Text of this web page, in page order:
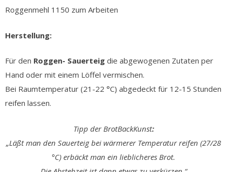
Roggenmehl 1150 zum Arbeiten
Herstellung:
Für den Roggen- Sauerteig die abgewogenen Zutaten per
Hand oder mit einem Löffel vermischen.
Bei Raumtemperatur (21-22 °C) abgedeckt für 12-15 Stunden
reifen lassen.
Tipp der BrotBackKunst:
„Läßt man den Sauerteig bei wärmerer Temperatur reifen (27/28
°C) erbäckt man ein lieblicheres Brot.